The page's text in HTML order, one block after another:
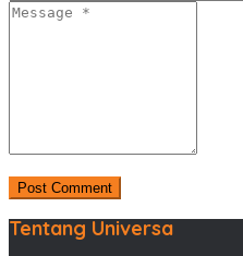
Tentang Universa